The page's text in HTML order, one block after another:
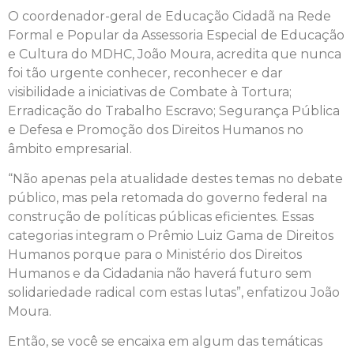
O coordenador-geral de Educação Cidadã na Rede
Formal e Popular da Assessoria Especial de Educação
e Cultura do MDHC, João Moura, acredita que nunca
foi tão urgente conhecer, reconhecer e dar
visibilidade a iniciativas de Combate à Tortura;
Erradicação do Trabalho Escravo; Segurança Pública
e Defesa e Promoção dos Direitos Humanos no
âmbito empresarial.
“Não apenas pela atualidade destes temas no debate
público, mas pela retomada do governo federal na
construção de políticas públicas eficientes. Essas
categorias integram o Prêmio Luiz Gama de Direitos
Humanos porque para o Ministério dos Direitos
Humanos e da Cidadania não haverá futuro sem
solidariedade radical com estas lutas”, enfatizou João
Moura.
Então, se você se encaixa em algum das temáticas